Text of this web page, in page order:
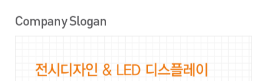
LOGO TYPE
Company SloganCOLOR SYSTEM
CMYK 4원색 컬러를 원칙으로, Pantone Color로
LOGO TYPE
LOGO TYPE
Company Slogan